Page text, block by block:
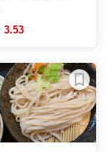
3.53